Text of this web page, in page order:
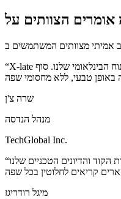
“X-late שינה את כללי המשחק עבור צוות הפיתוח הבינלאומי שלנו. סוף
שרה צ'ן
מנהל הנדסה
TechGlobal Inc.
“שמירת העיצוב היא מדהימה. סקירות הקוד והדיונים הטכניים שלנו
מיגל רודריגז